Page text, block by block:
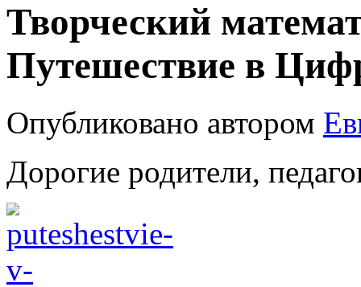
Творческий
Путешествие в
Опубликовано автором
Дорогие родители,